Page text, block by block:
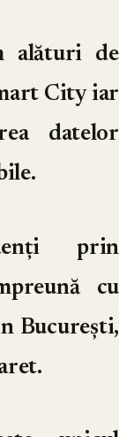
alături de
City iar
datelor
prin
cu
București,